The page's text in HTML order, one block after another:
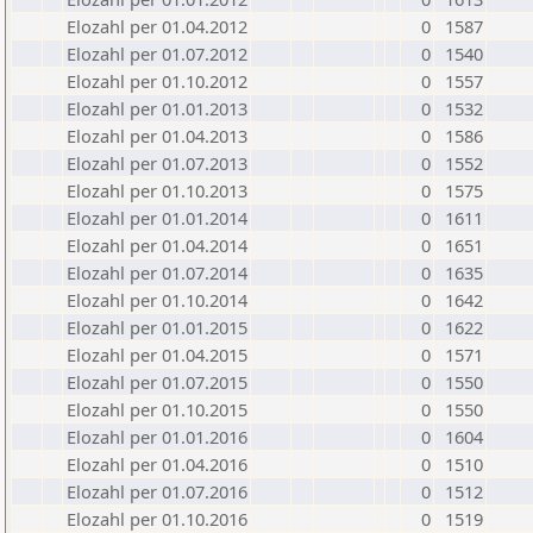
Elozahl per 01.04.2012
0
1587
Elozahl per 01.07.2012
0
1540
Elozahl per 01.10.2012
0
1557
Elozahl per 01.01.2013
0
1532
Elozahl per 01.04.2013
0
1586
Elozahl per 01.07.2013
0
1552
Elozahl per 01.10.2013
0
1575
Elozahl per 01.01.2014
0
1611
Elozahl per 01.04.2014
0
1651
Elozahl per 01.07.2014
0
1635
Elozahl per 01.10.2014
0
1642
Elozahl per 01.01.2015
0
1622
Elozahl per 01.04.2015
0
1571
Elozahl per 01.07.2015
0
1550
Elozahl per 01.10.2015
0
1550
Elozahl per 01.01.2016
0
1604
Elozahl per 01.04.2016
0
1510
Elozahl per 01.07.2016
0
1512
Elozahl per 01.10.2016
0 1519